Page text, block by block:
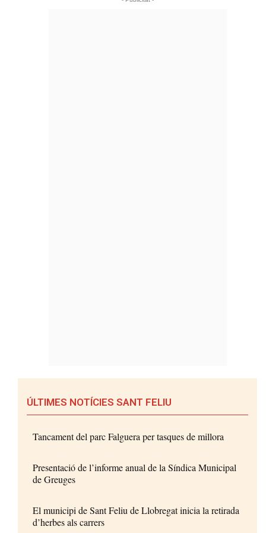
ÚLTIMES NOTÍCIES SANT FELIU
Tancament del parc Falguera per tasques de millora
Presentació de l’informe anual de la Síndica Municipal
de Greuges
El municipi de Sant Feliu de Llobregat inicia la retirada
d’herbes als carrers